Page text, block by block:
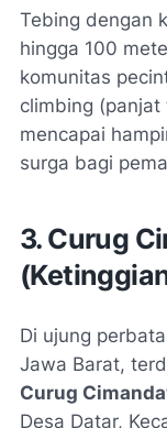
Tebing dengan
hingga 100
komunitas
climbing (panjat
mencapai
surga bagi
3. Curug
Di ujung
Jawa Barat,
Curug
Desa Datar,